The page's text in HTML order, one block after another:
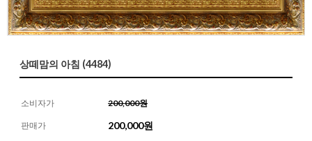
상떼맘의 아침 (4484)
소비자가 200,000원
판매가 200,000원